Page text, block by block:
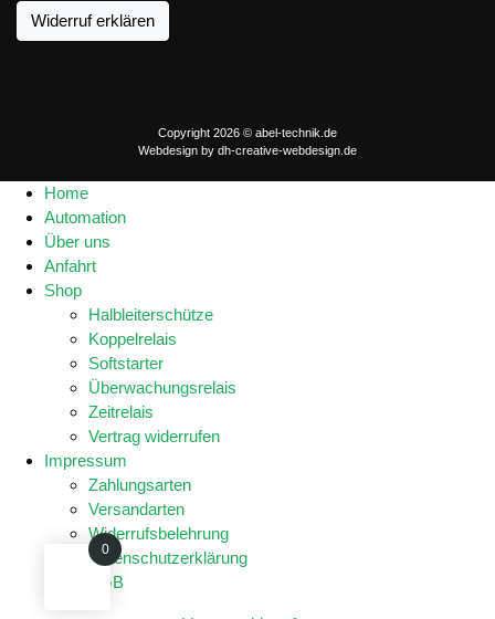
Widerruf erklären
Copyright 2026 © abel-technik.de
Webdesign by dh-creative-webdesign.de
Home
Automation
Über uns
Anfahrt
Shop
Halbleiterschütze
Koppelrelais
Softstarter
Überwachungsrelais
Zeitrelais
Vertrag widerrufen
Impressum
Zahlungsarten
Versandarten
Widerrufsbelehrung
Datenschutzerklärung
AGB
0